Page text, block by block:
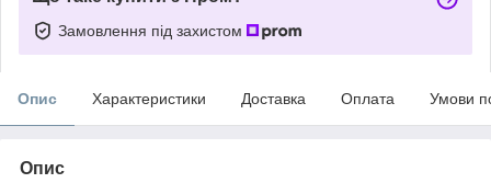
Замовлення під захистом
Опис Характеристики Доставка Оплата Умови
Опис